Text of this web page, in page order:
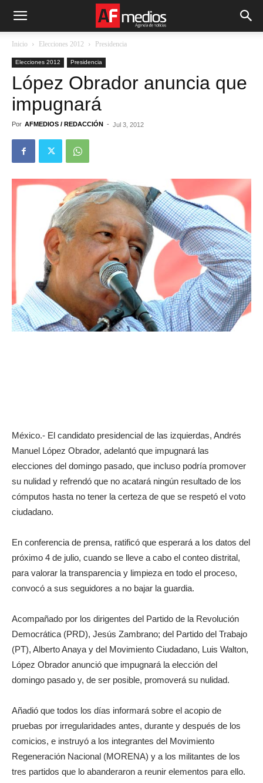
Inicio Elecciones 2012 Presidencia
Elecciones 2012 Presidencia
López Obrador anuncia que
impugnará
Por AFMEDIOS / REDACCIÓN - Jul 3, 2012
México.- El candidato presidencial de las izquierdas, Andrés
Manuel López Obrador, adelantó que impugnará las
elecciones del domingo pasado, que incluso podría promover
su nulidad y refrendó que no acatará ningún resultado de los
cómputos hasta no tener la certeza de que se respetó el voto
ciudadano.
En conferencia de prensa, ratificó que esperará a los datos del
próximo 4 de julio, cuando se lleve a cabo el conteo distrital,
para valorar la transparencia y limpieza en todo el proceso,
convocó a sus seguidores a no bajar la guardia.
Acompañado por los dirigentes del Partido de la Revolución
Democrática (PRD), Jesús Zambrano; del Partido del Trabajo
(PT), Alberto Anaya y del Movimiento Ciudadano, Luis Walton,
López Obrador anunció que impugnará la elección del
domingo pasado y, de ser posible, promoverá su nulidad.
Añadió que todos los días informará sobre el acopio de
pruebas por irregularidades antes, durante y después de los
comicios, e instruyó a los integrantes del Movimiento
Regeneración Nacional (MORENA) y a los militantes de los
tres partidos que lo abanderaron a reunir elementos para ello.